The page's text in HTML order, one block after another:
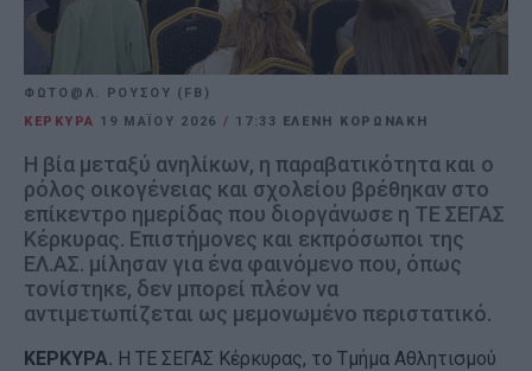
ΦΩΤΟ@Λ. ΡΟΥΣΟΥ (FB)
ΚΕΡΚΥΡΑ 19 ΜΑΪ́ΟΥ 2026 / 17:33 ΕΛΕΝΗ ΚΟΡΩΝΑΚΗ
Η βία μεταξύ ανηλίκων, η παραβατικότητα και ο
ρόλος οικογένειας και σχολείου βρέθηκαν στο
επίκεντρο ημερίδας που διοργάνωσε η ΤΕ ΣΕΓΑΣ
Κέρκυρας. Επιστήμονες και εκπρόσωποι της
ΕΛ.ΑΣ. μίλησαν για ένα φαινόμενο που, όπως
τονίστηκε, δεν μπορεί πλέον να
αντιμετωπίζεται ως μεμονωμένο περιστατικό.
ΚΕΡΚΥΡΑ. Η ΤΕ ΣΕΓΑΣ Κέρκυρας, το Τμήμα Αθλητισμού